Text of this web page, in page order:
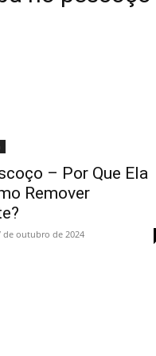
– Por Que Ela
Remover
de outubro de 2024